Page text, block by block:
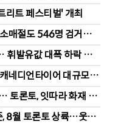
리트 페스티벌' 개최
매절도 546명 검거…
휘발유값 대폭 하락 예
디언타이어 대규모 집
토론토, 잇따라 화재 발
, 8월 토론토 상륙…웃음